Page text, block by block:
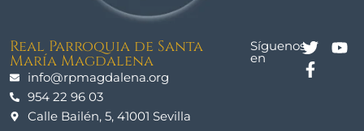
Real Parroquia de Santa
María Magdalena
info@rpmagdalena.org
954 22 96 03
Calle Bailén, 5, 41001 Sevilla
Síguenos
en